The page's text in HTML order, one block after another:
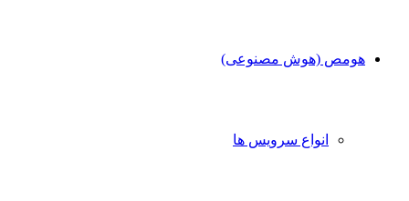
هومص (هوش مصنوعی)
انواع سرویس ها